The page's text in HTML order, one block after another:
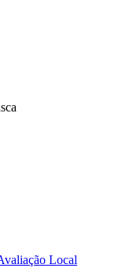
Local